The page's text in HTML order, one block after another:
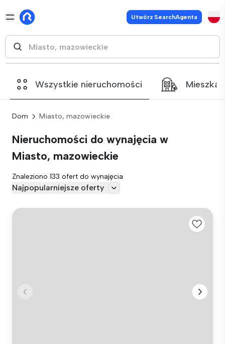
Utwórz SearchAgenta
Wszystkie nieruchomości
Dom Miasto, mazowieckie
Nieruchomości do wynajęcia w
Miasto, mazowieckie
Znaleziono 133 ofert do wynajęcia
Najpopularniejsze oferty